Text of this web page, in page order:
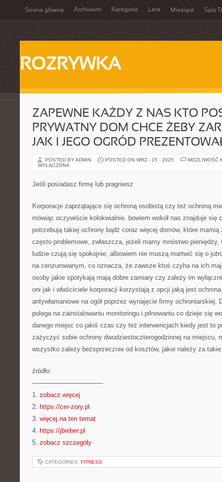
Strona główna Archiwum Kategorie Lata Miesiące Spis
ROZRYWKA
ZAPEWNE KAŻDY Z NAS KTO
PRYWATNY DOM CHCE ŻEBY
JAK I JEGO OGRÓD
POSTED BY ADMIN POSTED ON WRZ - 15 - 2025
MOŻLIWOŚĆ
WYŁĄCZONA
Jeśli posiadasz firmę lub pragniesz
Korporacje zaprzątające się ochroną osobistą czy też ochroną
mówiąc oczywiście kolokwialnie, bowiem wokół nas znajduje się
potrzebują takiej ochrony bądź coraz więcej domów, które mamią
często problemowe, zwłaszcza, jeżeli mamy mnóstwo
ludzie czują się spokojnie, albowiem nie muszą martwić się o
na cenzurowanym, co oznacza, że zawsze ktoś czyha na ich
osoby jakie spotykają mają dobre zamiary czy zależy im
oni jak i właściciele korporacji korzystają z opcji jaką jest
antywłamaniowe na ogół poprzez wynajęcie firmy ochroniarskiej.
polega na zainstalowaniu monitoringu i pilnowaniu co dzieje się
danego miejsc co jakiś czas czy też interwencjach kiedy jest to
zażyczyć sobie ochrony dwudziestoczterogodzinnej na miejscu,
wszystko zależy bezsprzecznie od kosztów, jakie należy za takie
źródło:
———————————
1. zobacz więcej
2. https://cer-zory.pl
3. więcej na ten temat
4. https://jbieber.pl
5. zobacz szczegóły
CATEGORIES: FITNESS